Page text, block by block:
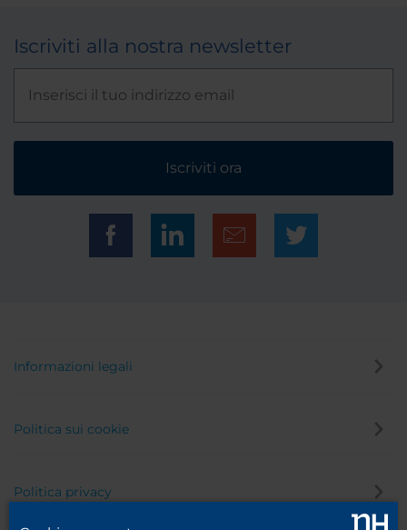
Iscriviti alla nostra newsletter
Iscriviti ora
Informazioni legali
Politica sui cookie
Politica privacy